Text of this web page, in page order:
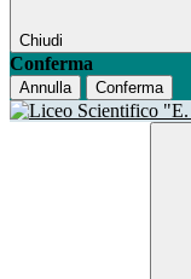
Chiudi
Conferma
Annulla Conferma